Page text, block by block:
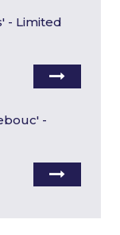
- Limited
-